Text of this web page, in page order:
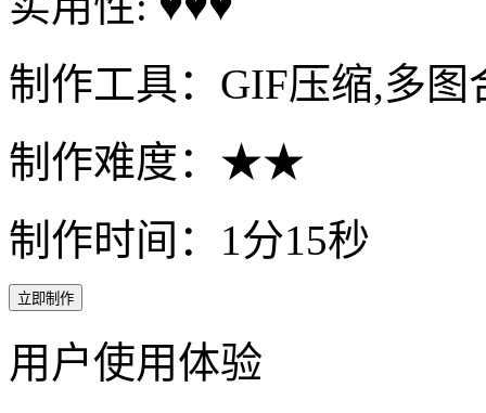
穿搭攻略公众号动态首图
单张图片添加动态文字
实用性: ♥♥♥
制作工具：GIF压缩,多图